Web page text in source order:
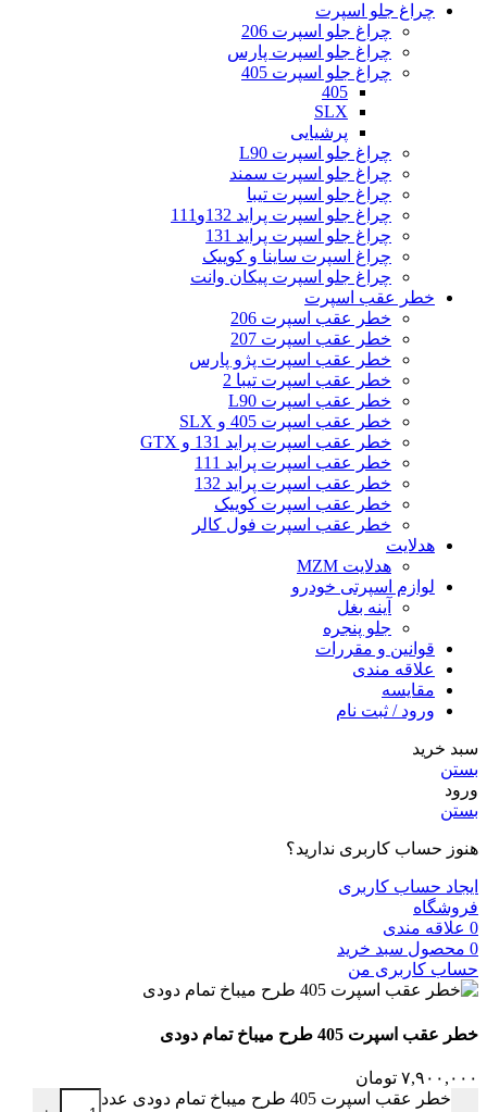
چراغ جلو اسپرت
چراغ جلو اسپرت 206
چراغ جلو اسپرت پارس
چراغ جلو اسپرت 405
405
SLX
پرشیایی
چراغ جلو اسپرت L90
چراغ جلو اسپرت سمند
چراغ جلو اسپرت تیبا
چراغ جلو اسپرت پراید 132و111
چراغ جلو اسپرت پراید 131
چراغ اسپرت ساینا و کوییک
چراغ جلو اسپرت پیکان وانت
خطر عقب اسپرت
خطر عقب اسپرت 206
خطر عقب اسپرت 207
خطر عقب اسپرت پژو پارس
خطر عقب اسپرت تیبا 2
خطر عقب اسپرت L90
خطر عقب اسپرت 405 و SLX
خطر عقب اسپرت پراید 131 و GTX
خطر عقب اسپرت پراید 111
خطر عقب اسپرت پراید 132
خطر عقب اسپرت کوییک
خطر عقب اسپرت فول کالر
هدلایت
هدلایت MZM
لوازم اسپرتی خودرو
آینه بغل
جلو پنجره
قوانین و مقررات
علاقه مندی
مقایسه
ورود / ثبت نام
سبد خرید
بستن
ورود
بستن
هنوز حساب کاربری ندارید؟
ایجاد حساب کاربری
فروشگاه
0 علاقه مندی
0 محصول سبد خرید
حساب کاربری من
خطر عقب اسپرت 405 طرح میباخ تمام دودی
۷,۹۰۰,۰۰۰ تومان
خطر عقب اسپرت 405 طرح میباخ تمام دودی عدد